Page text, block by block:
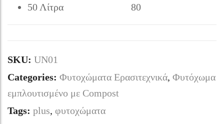
50 Λίτρα 80
SKU: UN01
Categories: Φυτοχώματα Ερασιτεχνικά, Φυτόχωμα
εμπλουτισμένο με Compost
Tags: plus, φυτοχώματα